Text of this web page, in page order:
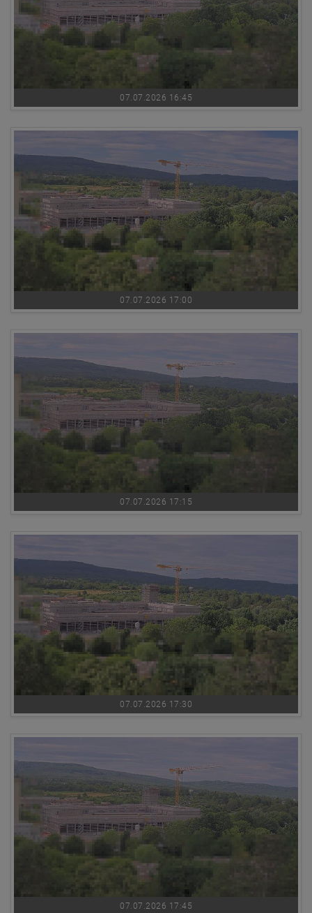
07.07.2026 16:45
07.07.2026 17:00
07.07.2026 17:15
07.07.2026 17:30
07.07.2026 17:45